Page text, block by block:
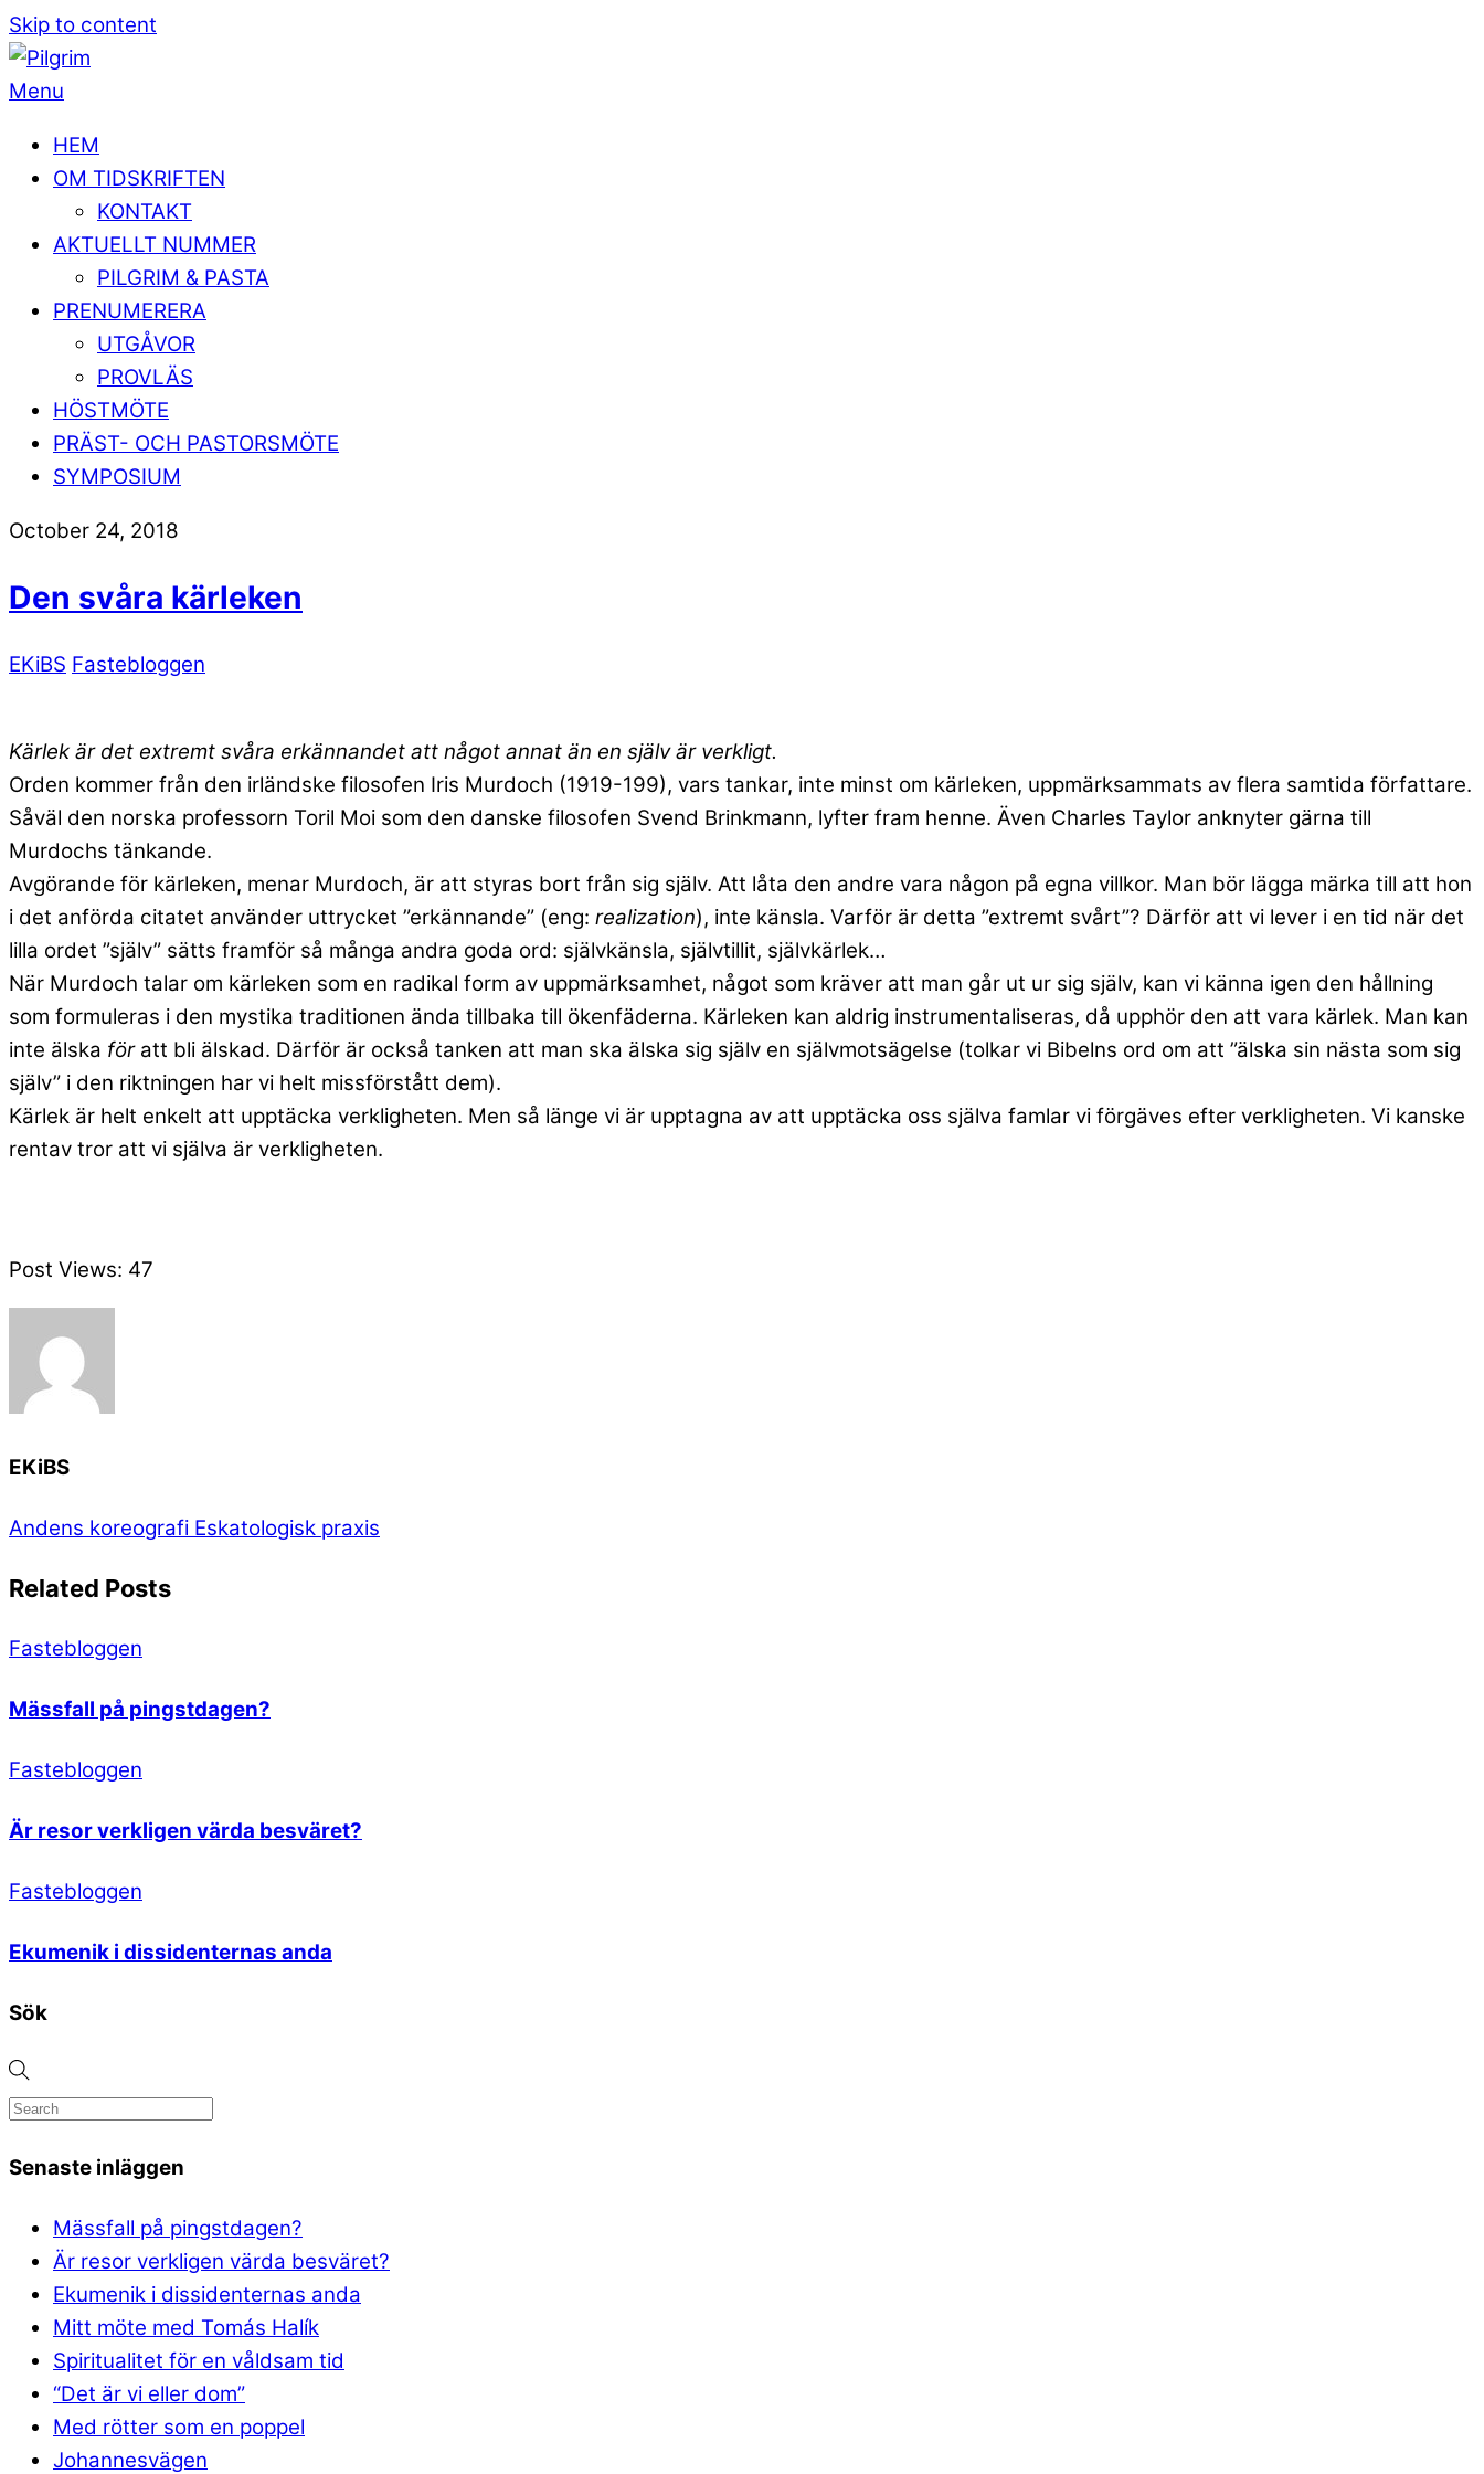
Skip to content
Menu
HEM
OM TIDSKRIFTEN
KONTAKT
AKTUELLT NUMMER
PILGRIM & PASTA
PRENUMERERA
UTGÅVOR
PROVLÄS
HÖSTMÖTE
PRÄST- OCH PASTORSMÖTE
SYMPOSIUM
October 24, 2018
Den svåra kärleken
EKiBS Fastebloggen
Kärlek är det extremt svåra erkännandet att något annat än en själv är verkligt.
Orden kommer från den irländske filosofen Iris Murdoch (1919-199), vars tankar, inte minst om kärleken, uppmärksammats av flera samtida författare.
Såväl den norska professorn Toril Moi som den danske filosofen Svend Brinkmann, lyfter fram henne. Även Charles Taylor anknyter gärna till
Murdochs tänkande.
Avgörande för kärleken, menar Murdoch, är att styras bort från sig själv. Att låta den andre vara någon på egna villkor. Man bör lägga märka till att hon
i det anförda citatet använder uttrycket ”erkännande” (eng: realization), inte känsla. Varför är detta ”extremt svårt”? Därför att vi lever i en tid när det
lilla ordet ”själv” sätts framför så många andra goda ord: självkänsla, självtillit, självkärlek…
När Murdoch talar om kärleken som en radikal form av uppmärksamhet, något som kräver att man går ut ur sig själv, kan vi känna igen den hållning
som formuleras i den mystika traditionen ända tillbaka till ökenfäderna. Kärleken kan aldrig instrumentaliseras, då upphör den att vara kärlek. Man kan
inte älska för att bli älskad. Därför är också tanken att man ska älska sig själv en självmotsägelse (tolkar vi Bibelns ord om att ”älska sin nästa som sig
själv” i den riktningen har vi helt missförstått dem).
Kärlek är helt enkelt att upptäcka verkligheten. Men så länge vi är upptagna av att upptäcka oss själva famlar vi förgäves efter verkligheten. Vi kanske
rentav tror att vi själva är verkligheten.
Post Views: 47
EKiBS
Andens koreografi Eskatologisk praxis
Related Posts
Fastebloggen
Mässfall på pingstdagen?
Fastebloggen
Är resor verkligen värda besväret?
Fastebloggen
Ekumenik i dissidenternas anda
Sök
Senaste inläggen
Mässfall på pingstdagen?
Är resor verkligen värda besväret?
Ekumenik i dissidenternas anda
Mitt möte med Tomás Halík
Spiritualitet för en våldsam tid
“Det är vi eller dom”
Med rötter som en poppel
Johannesvägen